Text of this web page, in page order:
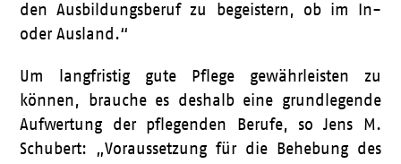
den Ausbildungsberuf zu begeistern, ob im In-
oder Ausland.“
Um langfristig gute Pflege gewährleisten zu
können, brauche es deshalb eine grundlegende
Aufwertung der pflegenden Berufe, so Jens M.
Schubert: „Voraussetzung für die Behebung des